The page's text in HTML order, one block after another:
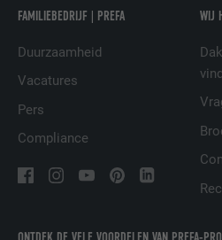
FAMILIEBEDRIJF | PREFA
Duurzaamheid
Vacatures
Pers
Compliance
WIJ
websites te
voorkeuren van
reclame te